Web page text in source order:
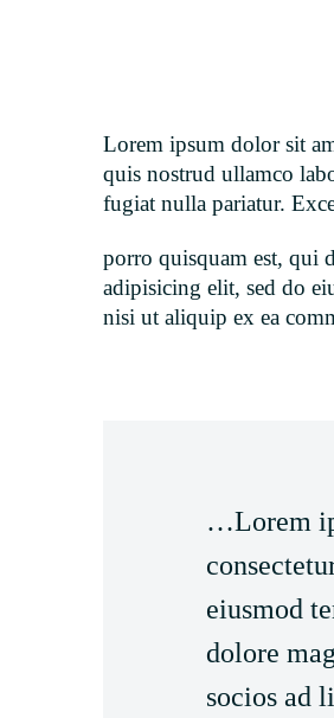
Lorem ipsum dolor sit
quis nostrud ullamco
fugiat nulla pariatur.
porro quisquam est, qui
adipisicing elit, sed do
nisi ut aliquip ex ea
…Lorem
eiusmod
dolore
socios ad